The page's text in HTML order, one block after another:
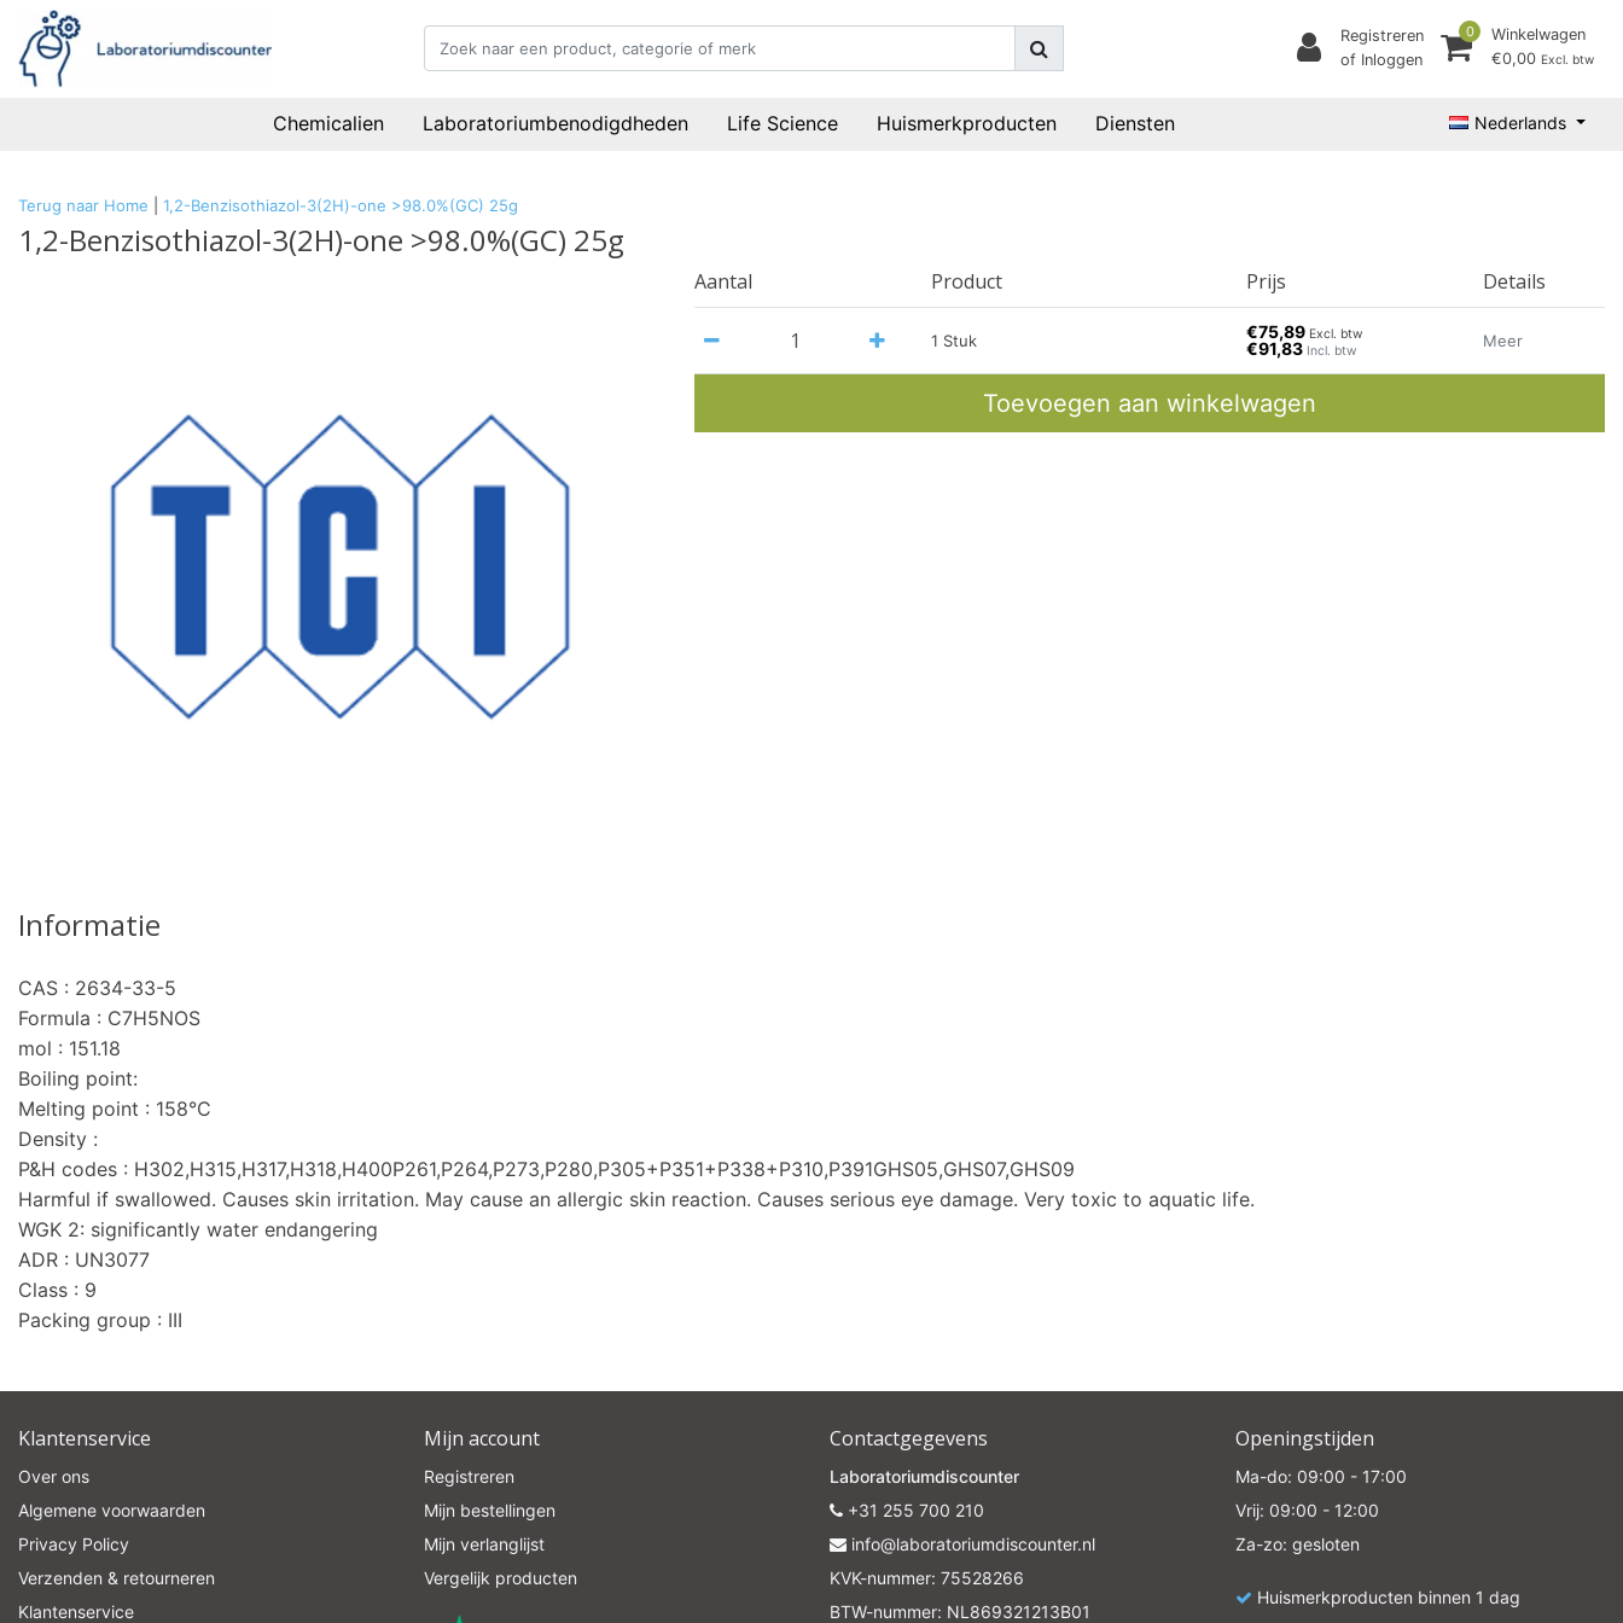
Registreren
of Inloggen
0
Winkelwagen
€0,00 Excl. btw
Chemicalien Laboratoriumbenodigdheden Life Science Huismerkproducten Diensten Nederlands
Terug naar Home 1,2-Benzisothiazol-3(2H)-one >98.0%(GC) 25g
1,2-Benzisothiazol-3(2H)-one >98.0%(GC) 25g
Aantal Product Prijs Details
1 Stuk €75,89 Excl. btw
€91,83 Incl. btw
Meer
Toevoegen aan winkelwagen
Informatie
CAS : 2634-33-5
Formula : C7H5NOS
mol : 151.18
Boiling point:
Melting point : 158°C
Density :
P&H codes : H302,H315,H317,H318,H400P261,P264,P273,P280,P305+P351+P338+P310,P391GHS05,GHS07,GHS09
Harmful if swallowed. Causes skin irritation. May cause an allergic skin reaction. Causes serious eye damage. Very toxic to aquatic life.
WGK 2: significantly water endangering
ADR : UN3077
Class : 9
Packing group : III
Klantenservice
Over ons
Algemene voorwaarden
Privacy Policy
Verzenden & retourneren
Klantenservice
Mijn account
Registreren
Mijn bestellingen
Mijn verlanglijst
Vergelijk producten
Contactgegevens
Laboratoriumdiscounter
+31 255 700 210
info@laboratoriumdiscounter.nl
KVK-nummer: 75528266
BTW-nummer: NL869321213B01
Openingstijden
Ma-do: 09:00 - 17:00
Vrij: 09:00 - 12:00
Za-zo: gesloten
Huismerkproducten binnen 1 dag